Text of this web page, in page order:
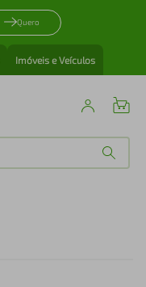
Quero
Imóveis e Veículos